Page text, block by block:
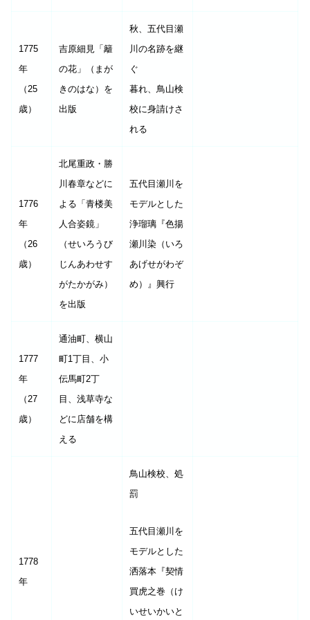
1775
年
（25
歳）
吉原細見「籬
の花」（まが
きのはな）を
出版
秋、五代目瀬
川の名跡を継
ぐ
暮れ、鳥山検
校に身請けさ
れる
1776
年
（26
歳）
北尾重政・勝
川春章などに
よる「青楼美
人合姿鏡」
（せいろうび
じんあわせす
がたかがみ）
を出版
五代目瀬川を
モデルとした
浄瑠璃『色揚
瀬川染（いろ
あげせがわぞ
め）』興行
1777
年
（27
歳）
通油町、横山
町1丁目、小
伝馬町2丁
目、浅草寺な
どに店舗を構
える
1778
年
鳥山検校、処
罰
五代目瀬川を
モデルとした
洒落本『契情
買虎之巻（け
いせいかいと